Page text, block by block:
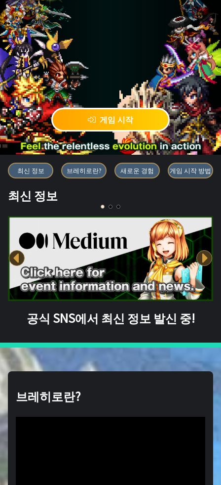
게임 시작
블록체인 게임 「BRAVE
최신 정보 브레히로란? 새로운 경험 게임 시작 방법
최신 정보
공식 SNS에서 최신 정보 발신 중!
브레히로란?